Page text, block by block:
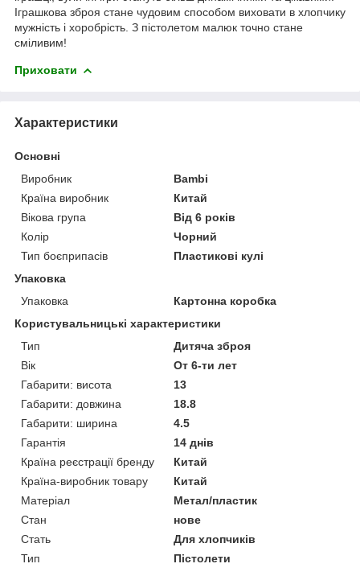
Іграшкова зброя стане чудовим способом виховати в хлопчику
мужність і хоробрість. З пістолетом малюк точно стане
сміливим!
Приховати
Характеристики
Основні
Виробник
Bambi
Країна виробник
Китай
Вікова група
Від 6 років
Колір
Чорний
Тип боєприпасів
Пластикові кулі
Упаковка
Упаковка
Картонна коробка
Користувальницькі характеристики
Тип
Дитяча зброя
Вік
От 6-ти лет
Габарити: висота
13
Габарити: довжина
18.8
Габарити: ширина
4.5
Гарантія
14 днів
Країна реєстрації бренду
Китай
Країна-виробник товару
Китай
Матеріал
Метал/пластик
Стан
нове
Стать
Для хлопчиків
Тип
Пістолети